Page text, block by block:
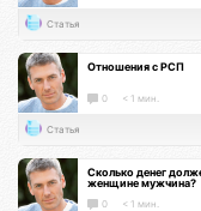
Статья
Отношения с РСП
0 < 1 мин.
Статья
Сколько денег
женщине мужчина?
0 < 1 мин.